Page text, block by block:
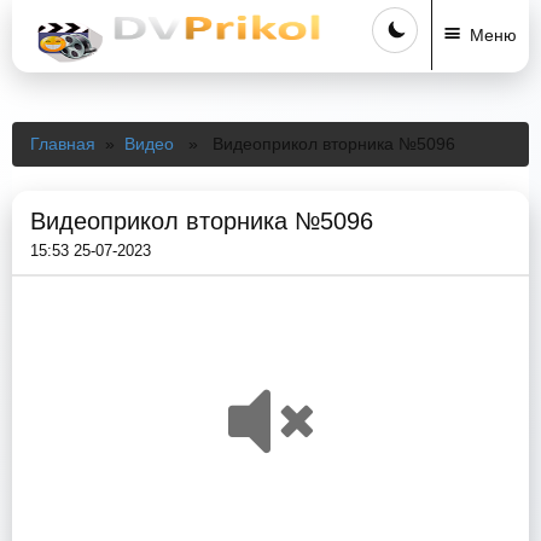
Меню
Главная » Видео » Видеоприкол вторника №5096
Видеоприкол вторника №5096
15:53 25-07-2023